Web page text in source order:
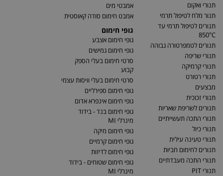
תנורי ואקום
תנור מלח לטיפול תרמי
תנורים לטיפול תרמי עד
850°C
תנורים לטמפרטורה גבוהה
תנורי שריפה
תנורי קרמיקה
תנורי רטורט
מבצעים
תנורי זכוכית
תנורים לשריפת שאריות
תנורי התכה תעשייתיים
תנורי כיול
תנורי טעינה עילית
תנורים לחימום חביות
תנורי התכה מעבדתיים
תנורי PIT
אמבטי מים
אמבט חימום סודה קאוסטית
גופי חימום
גופי חימום אצבע
גופי חימום גמישים
סרטי חימום בעלי הספק
קבוע
סרטי חימום בעלי וויסות עצמי
גופי חימום ספירליים
גופי חימום אינפרא אדום
גופי חימום בנד - בידוד
מינרלי MI
גופי חימום מיקה
גופי חימום קרמיים
גופי חימום לדיזות
גופי חימום שטוחים - בידוד
מינרלי MI